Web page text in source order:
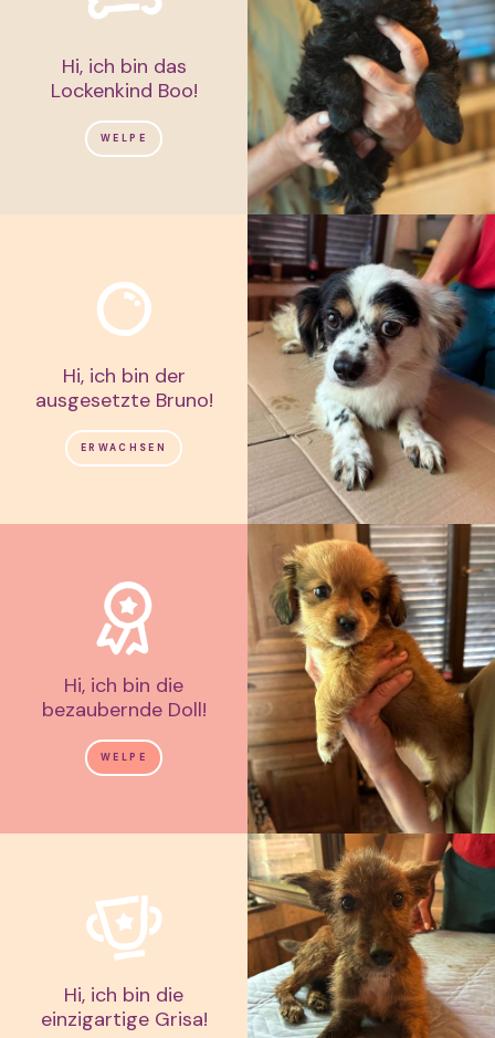
Hi, ich bin das
Lockenkind Boo!
WELPE
Hi, ich bin der
ausgesetzte Bruno!
ERWACHSEN
Hi, ich bin die
bezaubernde Doll!
WELPE
Hi, ich bin die
einzigartige Grisa!